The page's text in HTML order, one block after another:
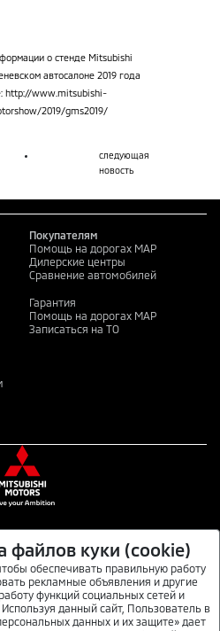
o стенде Mitsubishi
автосалоне 2019 года
http://www.mitsubishi-
2019/gms2019/
следующая
новость
Покупателям
Помощь на дорогах MAP
Дилерские центры
Сравнение автомобилей
Гарантия
Помощь на дорогах MAP
Записаться на ТО
характер и не является публичной
обращайтесь в официальные
СЕТЯХ
файлов куки (cookie)
обеспечивать правильную работу
рекламные объявления и другие
функций социальных сетей и
данный сайт, Пользователь в
данных и их защите» дает